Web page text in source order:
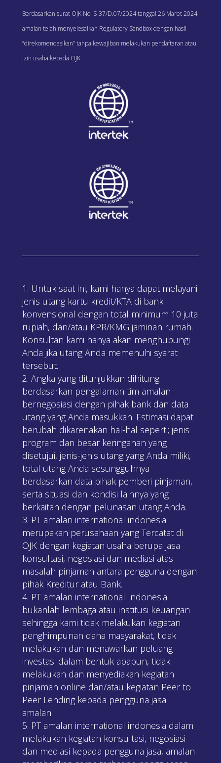
Berdasarkan surat OJK No. S-37/D.07/2024 tanggal 26 Maret 2024
amalan telah menyelesaikan Regulatory Sandbox dengan hasil
“direkomendasikan” tanpa kewajiban melakukan pendaftaran atau
izin usaha kepada OJK.
Untuk saat ini, kami hanya dapat melayani
jenis utang kartu kredit/KTA di bank
konvensional dengan total minimum 10 juta
rupiah, dan/atau KPR/KMG jaminan rumah.
Konsultan kami hanya akan menghubungi
Anda jika utang Anda memenuhi syarat
tersebut.
Angka yang ditunjukkan dihitung
berdasarkan pengalaman tim amalan
bernegosiasi dengan pihak bank dan data
utang yang Anda masukkan. Estimasi dapat
berubah dikarenakan hal-hal seperti; jenis
program dan besar keringanan yang
disetujui, jenis-jenis utang yang Anda miliki,
total utang Anda sesungguhnya
berdasarkan data pihak pemberi pinjaman,
serta situasi dan kondisi lainnya yang
berkaitan dengan pelunasan utang Anda.
PT amalan international indonesia
merupakan perusahaan yang Tercatat di
OJK dengan kegiatan usaha berupa jasa
konsultasi, negosiasi dan mediasi atas
masalah pinjaman antara pengguna dengan
pihak Kreditur atau Bank.
PT amalan international Indonesia
bukanlah lembaga atau institusi keuangan
sehingga kami tidak melakukan kegiatan
penghimpunan dana masyarakat, tidak
melakukan dan menawarkan peluang
investasi dalam bentuk apapun, tidak
melakukan dan menyediakan kegiatan
pinjaman online dan/atau kegiatan Peer to
Peer Lending kepada pengguna jasa
amalan.
PT amalan international indonesia dalam
melakukan kegiatan konsultasi, negosiasi
dan mediasi kepada pengguna jasa, amalan